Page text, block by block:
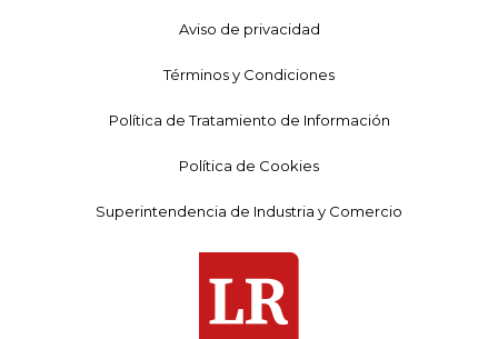
Aviso de privacidad
Términos y Condiciones
Política de Tratamiento de Información
Política de Cookies
Superintendencia de Industria y Comercio